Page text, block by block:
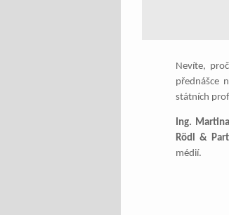
Nevíte,
přednášce
státních
Ing.
Rödl &
médií.